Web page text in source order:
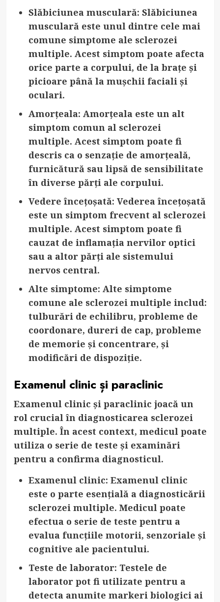
Slăbiciunea musculară: Slăbiciunea
musculară este unul dintre cele mai
comune simptome ale sclerozei
multiple. Acest simptom poate afecta
orice parte a corpului, de la brațe și
picioare până la mușchii faciali și
oculari.
Amorțeala: Amorțeala este un alt
simptom comun al sclerozei
multiple. Acest simptom poate fi
descris ca o senzație de amorțeală,
furnicătură sau lipsă de sensibilitate
în diverse părți ale corpului.
Vedere încețoșată: Vederea încețoșată
este un simptom frecvent al sclerozei
multiple. Acest simptom poate fi
cauzat de inflamația nervilor optici
sau a altor părți ale sistemului
nervos central.
Alte simptome: Alte simptome
comune ale sclerozei multiple includ:
tulburări de echilibru, probleme de
coordonare, dureri de cap, probleme
de memorie și concentrare, și
modificări de dispoziție.
Examenul clinic și paraclinic
Examenul clinic și paraclinic joacă un
rol crucial în diagnosticarea sclerozei
multiple. În acest context, medicul poate
utiliza o serie de teste și examinări
pentru a confirma diagnosticul.
Examenul clinic: Examenul clinic
este o parte esențială a diagnosticării
sclerozei multiple. Medicul poate
efectua o serie de teste pentru a
evalua funcțiile motorii, senzoriale și
cognitive ale pacientului.
Teste de laborator: Testele de
laborator pot fi utilizate pentru a
detecta anumite markeri biologici ai